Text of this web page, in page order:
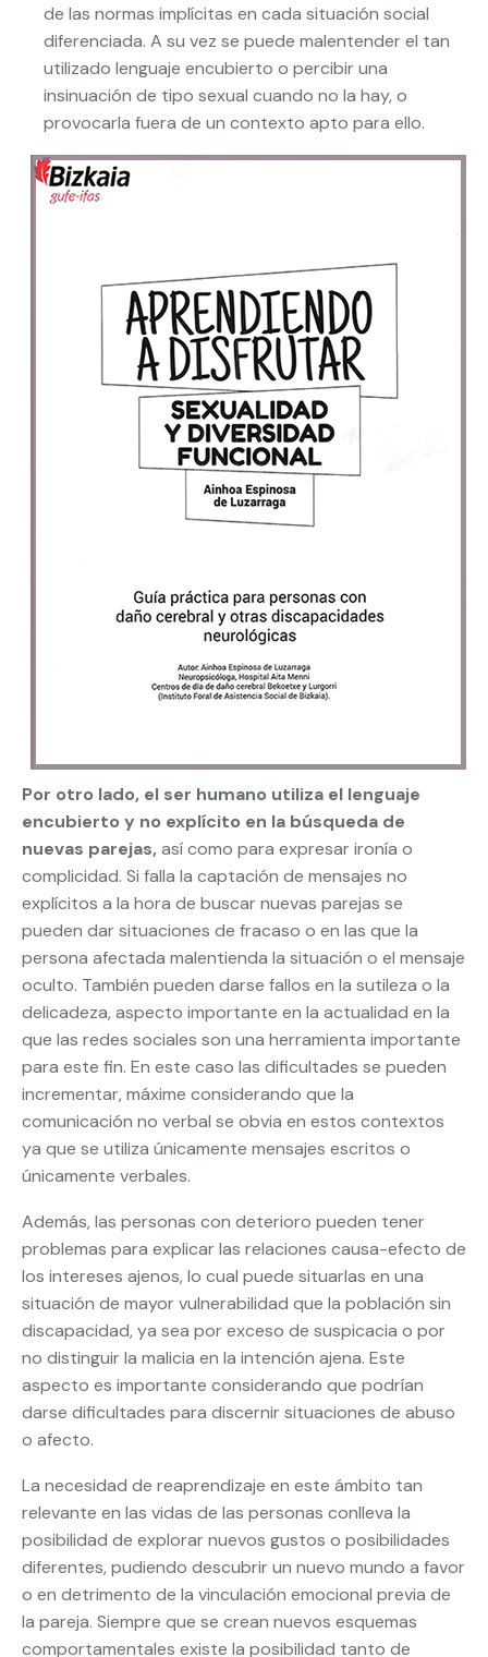
de las normas implícitas en cada situación social
diferenciada. A su vez se puede malentender el tan
utilizado lenguaje encubierto o percibir una
insinuación de tipo sexual cuando no la hay, o
provocarla fuera de un contexto apto para ello.
Por otro lado, el ser humano utiliza el lenguaje
encubierto y no explícito en la búsqueda de
nuevas parejas, así como para expresar ironía o
complicidad. Si falla la captación de mensajes no
explícitos a la hora de buscar nuevas parejas se
pueden dar situaciones de fracaso o en las que la
persona afectada malentienda la situación o el mensaje
oculto. También pueden darse fallos en la sutileza o la
delicadeza, aspecto importante en la actualidad en la
que las redes sociales son una herramienta importante
para este fin. En este caso las dificultades se pueden
incrementar, máxime considerando que la
comunicación no verbal se obvia en estos contextos
ya que se utiliza únicamente mensajes escritos o
únicamente verbales.
Además, las personas con deterioro pueden tener
problemas para explicar las relaciones causa-efecto de
los intereses ajenos, lo cual puede situarlas en una
situación de mayor vulnerabilidad que la población sin
discapacidad, ya sea por exceso de suspicacia o por
no distinguir la malicia en la intención ajena. Este
aspecto es importante considerando que podrían
darse dificultades para discernir situaciones de abuso
o afecto.
La necesidad de reaprendizaje en este ámbito tan
relevante en las vidas de las personas conlleva la
posibilidad de explorar nuevos gustos o posibilidades
diferentes, pudiendo descubrir un nuevo mundo a favor
o en detrimento de la vinculación emocional previa de
la pareja. Siempre que se crean nuevos esquemas
comportamentales existe la posibilidad tanto de